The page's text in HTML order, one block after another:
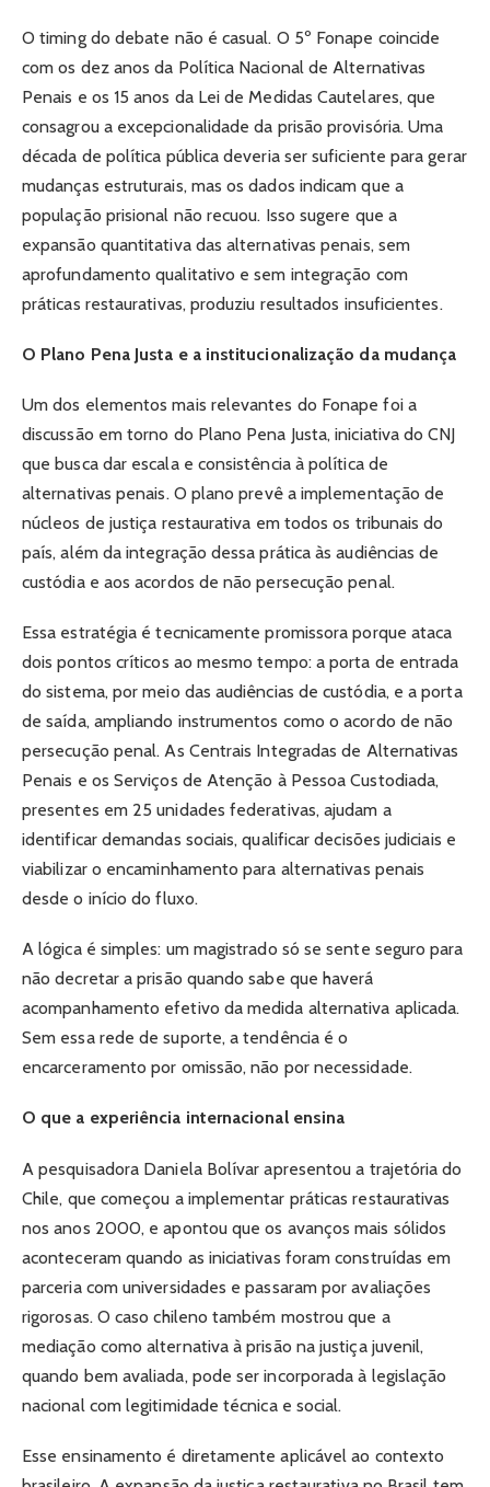
O timing do debate não é casual. O 5º Fonape coincide
com os dez anos da Política Nacional de Alternativas
Penais e os 15 anos da Lei de Medidas Cautelares, que
consagrou a excepcionalidade da prisão provisória. Uma
década de política pública deveria ser suficiente para gerar
mudanças estruturais, mas os dados indicam que a
população prisional não recuou. Isso sugere que a
expansão quantitativa das alternativas penais, sem
aprofundamento qualitativo e sem integração com
práticas restaurativas, produziu resultados insuficientes.
O Plano Pena Justa e a institucionalização da mudança
Um dos elementos mais relevantes do Fonape foi a
discussão em torno do Plano Pena Justa, iniciativa do CNJ
que busca dar escala e consistência à política de
alternativas penais. O plano prevê a implementação de
núcleos de justiça restaurativa em todos os tribunais do
país, além da integração dessa prática às audiências de
custódia e aos acordos de não persecução penal.
Essa estratégia é tecnicamente promissora porque ataca
dois pontos críticos ao mesmo tempo: a porta de entrada
do sistema, por meio das audiências de custódia, e a porta
de saída, ampliando instrumentos como o acordo de não
persecução penal. As Centrais Integradas de Alternativas
Penais e os Serviços de Atenção à Pessoa Custodiada,
presentes em 25 unidades federativas, ajudam a
identificar demandas sociais, qualificar decisões judiciais e
viabilizar o encaminhamento para alternativas penais
desde o início do fluxo.
A lógica é simples: um magistrado só se sente seguro para
não decretar a prisão quando sabe que haverá
acompanhamento efetivo da medida alternativa aplicada.
Sem essa rede de suporte, a tendência é o
encarceramento por omissão, não por necessidade.
O que a experiência internacional ensina
A pesquisadora Daniela Bolívar apresentou a trajetória do
Chile, que começou a implementar práticas restaurativas
nos anos 2000, e apontou que os avanços mais sólidos
aconteceram quando as iniciativas foram construídas em
parceria com universidades e passaram por avaliações
rigorosas. O caso chileno também mostrou que a
mediação como alternativa à prisão na justiça juvenil,
quando bem avaliada, pode ser incorporada à legislação
nacional com legitimidade técnica e social.
Esse ensinamento é diretamente aplicável ao contexto